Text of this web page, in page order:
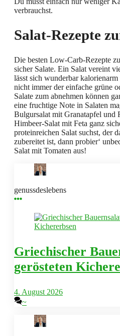
verbrauchst.
Salat-Rezepte
Die besten Low-Carb-Rezepte
sicher Salate. Ein Salat vereint
lässt sich wunderbar kalorienarm
nicht immer der einfache grüne
Salate zum abnehmen können
eine fruchtige Note in Salaten
Bulgursalat mit Granatapfel und
Himbeer-Salat mit Feta ganz
proteinreichen Salat suchst, der
zubereitet ist, dann probier‘
Salat mit Tomaten aus!
genussdeslebens
Griechischer
gerösteten
4. August 2026
~